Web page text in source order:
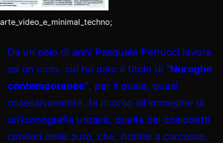
arte_video_e_minimal_techno;
Da un paio di anni Pasquale Petrucci lavora
ad un ciclo, cui ha dato il titolo di “Nuraghe
contemporanee”, per il quale, quasi
ossessivamente, fa ricorso all’immagine di
un’iconografia urbana, quella dei cosiddetti
cimiteri delle auto, che, ridotte a carcasse,